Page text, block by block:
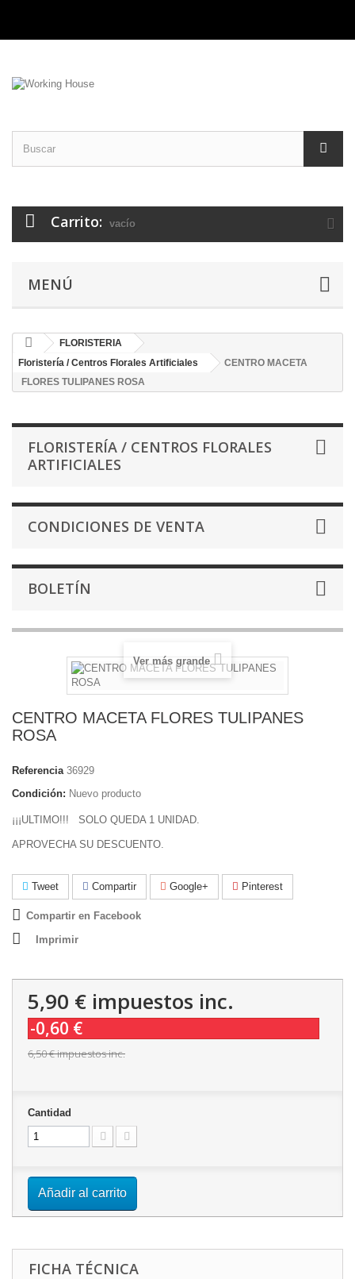
Carrito: vacío
MENÚ
FLORISTERIA
Floristería / Centros Florales Artificiales
CENTRO MACETA
FLORES TULIPANES ROSA
FLORISTERÍA / CENTROS FLORALES
ARTIFICIALES
CONDICIONES DE VENTA
BOLETÍN
Ver más grande
CENTRO MACETA FLORES TULIPANES
ROSA
Referencia 36929
Condición: Nuevo producto
¡¡¡ULTIMO!!! SOLO QUEDA 1 UNIDAD.
APROVECHA SU DESCUENTO.
Tweet Compartir Google+ Pinterest
Compartir en Facebook
Imprimir
5,90 € impuestos inc.
-0,60 €
6,50 €impuestos inc.
Cantidad
Añadir al carrito
FICHA TÉCNICA